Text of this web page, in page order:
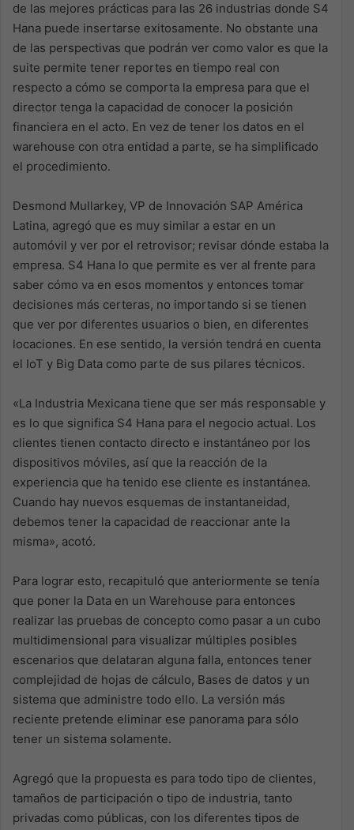
de las mejores prácticas para las 26 industrias donde S4
Hana puede insertarse exitosamente. No obstante una
de las perspectivas que podrán ver como valor es que la
suite permite tener reportes en tiempo real con
respecto a cómo se comporta la empresa para que el
director tenga la capacidad de conocer la posición
financiera en el acto. En vez de tener los datos en el
warehouse con otra entidad a parte, se ha simplificado
el procedimiento.
Desmond Mullarkey, VP de Innovación SAP América
Latina, agregó que es muy similar a estar en un
automóvil y ver por el retrovisor; revisar dónde estaba la
empresa. S4 Hana lo que permite es ver al frente para
saber cómo va en esos momentos y entonces tomar
decisiones más certeras, no importando si se tienen
que ver por diferentes usuarios o bien, en diferentes
locaciones. En ese sentido, la versión tendrá en cuenta
el IoT y Big Data como parte de sus pilares técnicos.
«La Industria Mexicana tiene que ser más responsable y
es lo que significa S4 Hana para el negocio actual. Los
clientes tienen contacto directo e instantáneo por los
dispositivos móviles, así que la reacción de la
experiencia que ha tenido ese cliente es instantánea.
Cuando hay nuevos esquemas de instantaneidad,
debemos tener la capacidad de reaccionar ante la
misma», acotó.
Para lograr esto, recapituló que anteriormente se tenía
que poner la Data en un Warehouse para entonces
realizar las pruebas de concepto como pasar a un cubo
multidimensional para visualizar múltiples posibles
escenarios que delataran alguna falla, entonces tener
complejidad de hojas de cálculo, Bases de datos y un
sistema que administre todo ello. La versión más
reciente pretende eliminar ese panorama para sólo
tener un sistema solamente.
Agregó que la propuesta es para todo tipo de clientes,
tamaños de participación o tipo de industria, tanto
privadas como públicas, con los diferentes tipos de